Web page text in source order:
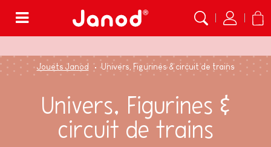
Jouets Janod Univers, Figurines & circuit de trains
Univers, Figurines &
circuit de trains